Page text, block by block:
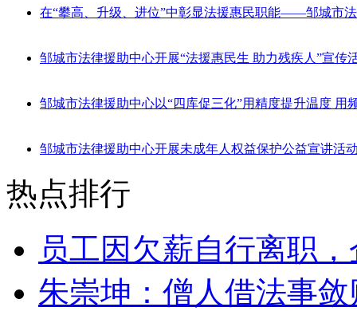
在“攀高、升级、进位”中彰显法援惠民职能——邹城市
邹城市法律援助中心开展“法援惠民生 助力残疾人”宣传
邹城市法律援助中心以“四库促三化”用精度提升温度 用
邹城市法律援助中心开展未成年人权益保护公益宣讲活
热点排行
员工因欠薪自行离职
朱崇坤：僧人借法事